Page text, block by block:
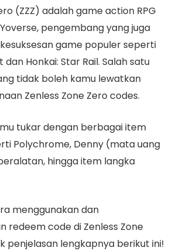
(ZZZ) adalah game action RPG
pengembang yang juga
game populer seperti
Honkai: Star Rail. Salah satu
tidak boleh kamu lewatkan
Zenless Zone Zero codes.
tukar dengan berbagai item
Polychrome, Denny (mata uang
hingga item langka
menggunakan dan
redeem code di Zenless Zone
penjelasan lengkapnya berikut ini!